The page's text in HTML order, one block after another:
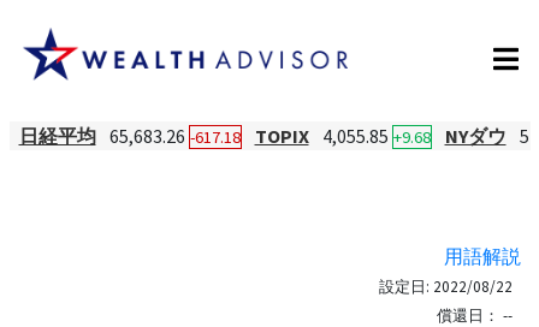
日経平均 65,683.26 -617.18 TOPIX 4,055.85 +9.68 NYダウ
用語解説
設定日: 2022/08/22
償還日： --